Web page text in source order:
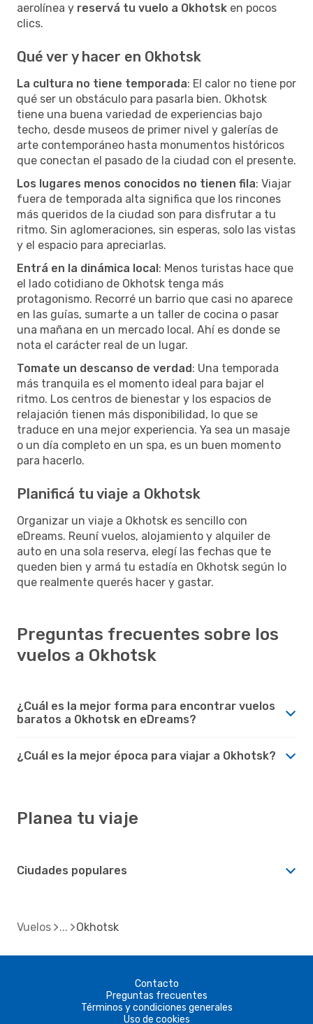
aerolínea y reservá tu vuelo a Okhotsk en pocos
clics.
Qué ver y hacer en Okhotsk
La cultura no tiene temporada: El calor no tiene por
qué ser un obstáculo para pasarla bien. Okhotsk
tiene una buena variedad de experiencias bajo
techo, desde museos de primer nivel y galerías de
arte contemporáneo hasta monumentos históricos
que conectan el pasado de la ciudad con el presente.
Los lugares menos conocidos no tienen fila: Viajar
fuera de temporada alta significa que los rincones
más queridos de la ciudad son para disfrutar a tu
ritmo. Sin aglomeraciones, sin esperas, solo las vistas
y el espacio para apreciarlas.
Entrá en la dinámica local: Menos turistas hace que
el lado cotidiano de Okhotsk tenga más
protagonismo. Recorré un barrio que casi no aparece
en las guías, sumarte a un taller de cocina o pasar
una mañana en un mercado local. Ahí es donde se
nota el carácter real de un lugar.
Tomate un descanso de verdad: Una temporada
más tranquila es el momento ideal para bajar el
ritmo. Los centros de bienestar y los espacios de
relajación tienen más disponibilidad, lo que se
traduce en una mejor experiencia. Ya sea un masaje
o un día completo en un spa, es un buen momento
para hacerlo.
Planificá tu viaje a Okhotsk
Organizar un viaje a Okhotsk es sencillo con
eDreams. Reuní vuelos, alojamiento y alquiler de
auto en una sola reserva, elegí las fechas que te
queden bien y armá tu estadía en Okhotsk según lo
que realmente querés hacer y gastar.
Preguntas frecuentes sobre los
vuelos a Okhotsk
¿Cuál es la mejor forma para encontrar vuelos
baratos a Okhotsk en eDreams?
¿Cuál es la mejor época para viajar a Okhotsk?
Planea tu viaje
Ciudades populares
Vuelos Okhotsk
Contacto
Preguntas frecuentes
Términos y condiciones generales
Uso de cookies